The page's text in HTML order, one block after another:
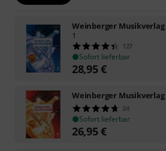
Weinberger Musikverlag
1
127
Sofort lieferbar
28,95€
Weinberger Musikverlag
34
Sofort lieferbar
26,95€